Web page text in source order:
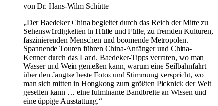
von Dr. Hans-Wilm Schütte
„Der Baedeker China begleitet durch das Reich der Mitte zu
Sehenswürdigkeiten in Hülle und Fülle, zu fremden Kulturen,
faszinierenden Menschen und boomende Metropolen.
Spannende Touren führen China-Anfänger und China-
Kenner durch das Land. Baedeker-Tipps verraten, wo man
Wasser und Wein genießen kann, warum eine Seilbahnfahrt
über den Jangtse beste Fotos und Stimmung verspricht, wo
man sich mitten in Hongkong zum größten Picknick der Welt
gesellen kann … eine fulminante Bandbreite an Wissen und
eine üppige Ausstattung.“